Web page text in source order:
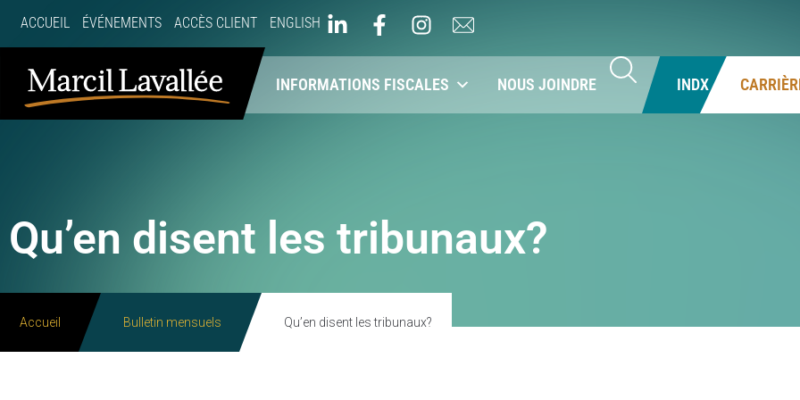
ACCUEIL ÉVÉNEMENTS ACCÈS CLIENT ENGLISH
À PROPOS NOS SERVICES INFORMATIONS FISCALES NOUS JOINDRE INDX
Qu’en disent les tribunaux?
Accueil Bulletin mensuels Qu’en disent les tribunaux?